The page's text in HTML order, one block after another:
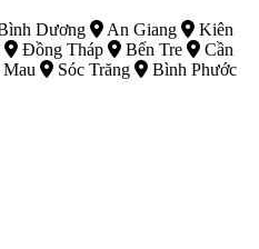
Dương An Giang
Kiên
Đồng Tháp Bến Tre
Cần
Mau Sóc Trăng
Bình Phước